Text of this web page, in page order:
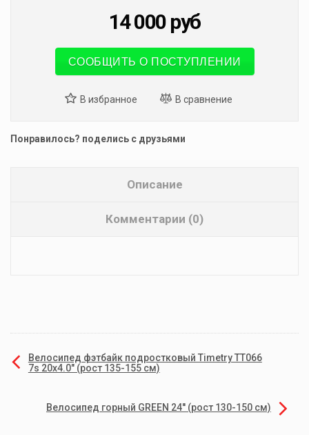
14 000 руб
СООБЩИТЬ О ПОСТУПЛЕНИИ
Понравилось? поделись с друзьями
Описание
Комментарии (0)
Велосипед фэтбайк подростковый Timetry TT066
7s 20х4.0" (рост 135-155 см)
Велосипед горный GREEN 24'' (рост 130-150 см)